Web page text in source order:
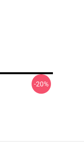
-20%